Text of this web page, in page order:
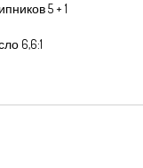
5 + 1
6,6:1